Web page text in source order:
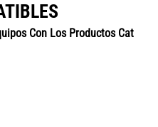
Con Los Productos Cat